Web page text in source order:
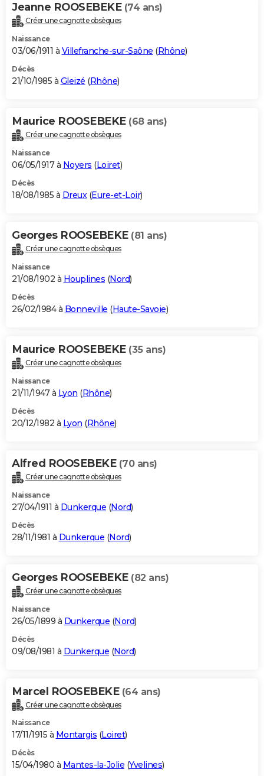
Jeanne ROOSEBEKE (74 ans)
Créer une cagnotte obsèques
Naissance
03/06/1911 à Villefranche-sur-Saône (Rhône)
Décès
21/10/1985 à Gleizé (Rhône)
Maurice ROOSEBEKE (68 ans)
Créer une cagnotte obsèques
Naissance
06/05/1917 à Noyers (Loiret)
Décès
18/08/1985 à Dreux(Eure-et-Loir)
Georges ROOSEBEKE (81 ans)
Créer une cagnotte obsèques
Naissance
21/08/1902 à Houplines (Nord)
Décès
26/02/1984 à Bonneville (Haute-Savoie)
Maurice ROOSEBEKE (35 ans)
Créer une cagnotte obsèques
Naissance
21/11/1947 à Lyon (Rhône)
Décès
20/12/1982 à Lyon (Rhône)
Alfred ROOSEBEKE (70 ans)
Créer une cagnotte obsèques
Naissance
27/04/1911 à Dunkerque (Nord)
Décès
28/11/1981 à Dunkerque (Nord)
Georges ROOSEBEKE (82 ans)
Créer une cagnotte obsèques
Naissance
26/05/1899 à Dunkerque (Nord)
Décès
09/08/1981 à Dunkerque (Nord)
Marcel ROOSEBEKE (64 ans)
Créer une cagnotte obsèques
Naissance
17/11/1915 à Montargis (Loiret)
Décès
15/04/1980 à Mantes-la-Jolie (Yvelines)